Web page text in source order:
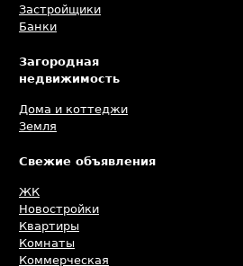
Застройщики
Банки
Загородная
недвижимость
Дома и коттеджи
Земля
Свежие объявления
ЖК
Новостройки
Квартиры
Комнаты
Коммерческая